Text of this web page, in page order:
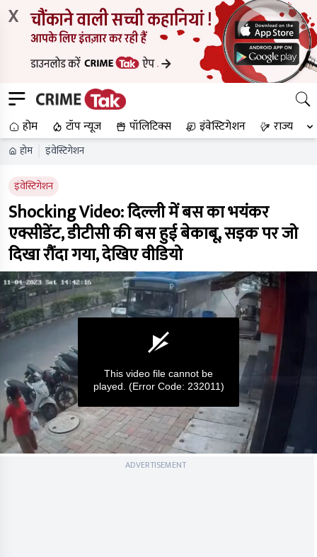
X
होम टॉप न्यूज पॉलिटिक्स इंवेस्टिगेशन राज्य
होम इंवेस्टिगेशन
इंवेस्टिगेशन
Shocking Video: दिल्ली में बस का भयंकर
एक्सीडेंट, डीटीसी की बस हुई बेकाबू, सड़क पर जो
दिखा रौंदा गया, देखिए वीडियो
This video file cannot be
played. (Error Code: 232011)
ADVERTISEMENT